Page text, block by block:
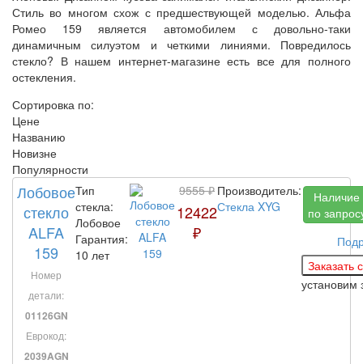
Стиль во многом схож с предшествующей моделью. Альфа
Ромео 159 является автомобилем с довольно-таки
динамичным силуэтом и четкими линиями. Повредилось
стекло? В нашем интернет-магазине есть все для полного
остекления.
Сортировка по:
Цене
Названию
Новизне
Популярности
Лобовое
стекло
ALFA
159
Номер
детали:
01126GN
Еврокод:
2039AGN
Тип
стекла:
Лобовое
Гарантия:
10 лет
9555 ₽
12422
₽
Производитель:
Стекла XYG
Наличие
по
установим